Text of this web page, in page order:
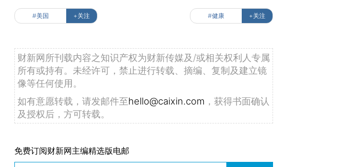
#美国 +关注 #健康 +关注
财新网所刊载内容之知识产权为财新传媒及/或相关权利人专属
所有或持有。未经许可，禁止进行转载、摘编、复制及建立镜
像等任何使用。
如有意愿转载，请发邮件至hello@caixin.com ，获得书面确认
及授权后，方可转载。
免费订阅财新网主编精选版电邮